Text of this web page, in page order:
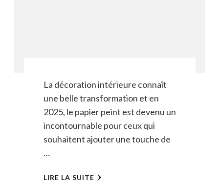
La décoration intérieure connaît
une belle transformation et en
2025, le papier peint est devenu un
incontournable pour ceux qui
souhaitent ajouter une touche de
…
LIRE LA SUITE